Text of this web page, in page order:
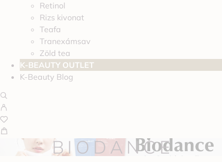
Retinol
Rizs kivonat
Teafa
Tranexámsav
Zöld tea
K-BEAUTY OUTLET
K-Beauty Blog
BIODANCE